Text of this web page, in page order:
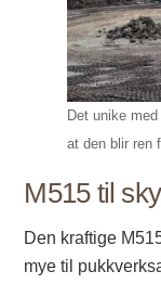
Det unike
at den blir ren
M515 til
Den kraftige
mye til